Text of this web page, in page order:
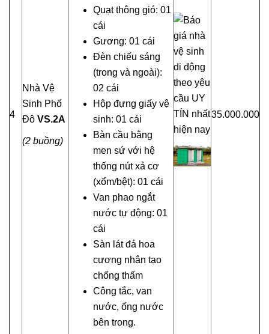
4
Nhà Vệ
Sinh Phố
Đô VS.2A
(2 buồng)
Quạt thông gió: 01
cái
Gương: 01 cái
Đèn chiếu sáng
(trong và ngoài):
02 cái
Hộp đựng giấy vệ
sinh: 01 cái
Bàn cầu bằng
men sứ với hệ
thống nút xả cơ
(xổm/bệt): 01 cái
Van phao ngắt
nước tự động: 01
cái
Sàn lát đá hoa
cương nhân tạo
chống thấm
Công tắc, van
nước, ống nước
bên trong.
35.000.000